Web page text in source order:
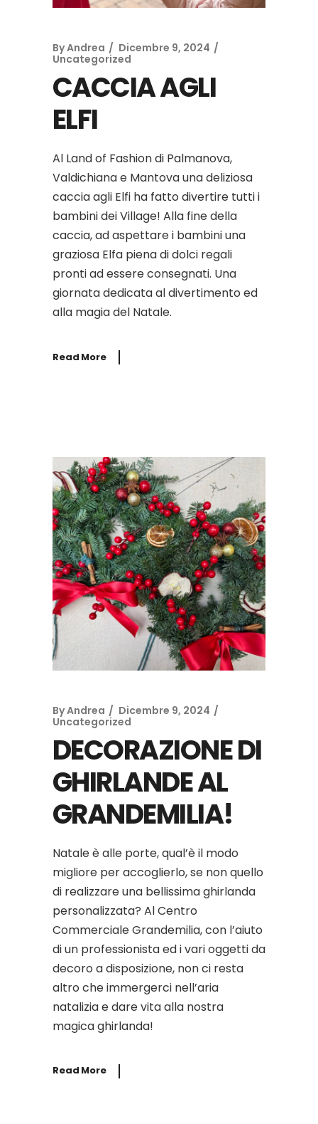
ByAndrea
Dicembre 9, 2024
Uncategorized
CACCIA AGLI
ELFI
Al Land of Fashion di Palmanova,
Valdichiana e Mantova una deliziosa
caccia agli Elfi ha fatto divertire tutti i
bambini dei Village! Alla fine della
caccia, ad aspettare i bambini una
graziosa Elfa piena di dolci regali
pronti ad essere consegnati. Una
giornata dedicata al divertimento ed
alla magia del Natale.
Read More
ByAndrea
Dicembre 9, 2024
Uncategorized
DECORAZIONE DI
GHIRLANDE AL
GRANDEMILIA!
Natale è alle porte, qual’è il modo
migliore per accoglierlo, se non quello
di realizzare una bellissima ghirlanda
personalizzata? Al Centro
Commerciale Grandemilia, con l’aiuto
di un professionista ed i vari oggetti da
decoro a disposizione, non ci resta
altro che immergerci nell’aria
natalizia e dare vita alla nostra
magica ghirlanda!
Read More